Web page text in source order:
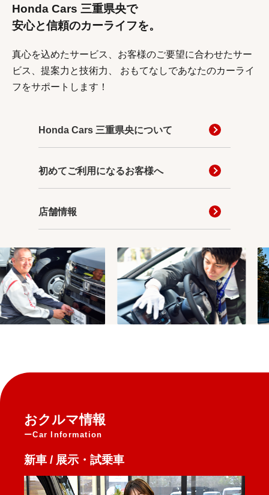
Honda Cars 三重県央で
安心と信頼のカーライフを。
真心を込めたサービス、お客様のご要望に合わせたサー
ビス、提案力と技術力、
おもてなしであなたのカーライ
フをサポートします！
Honda Cars 三重県央について
初めてご利用になるお客様へ
店舗情報
おクルマ情報
Car Information
新車 / 展示・試乗車